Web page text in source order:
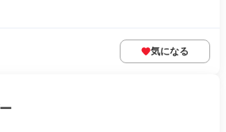
気になる